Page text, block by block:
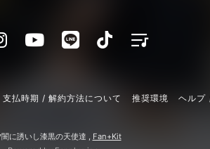
支払時期 / 解約方法について 推奨環境 ヘルプ
に誘いし漆黒の天使達 , Fan+Kit